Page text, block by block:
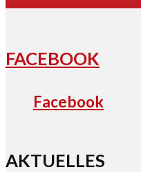
FACEBOOK
Facebook
AKTUELLES